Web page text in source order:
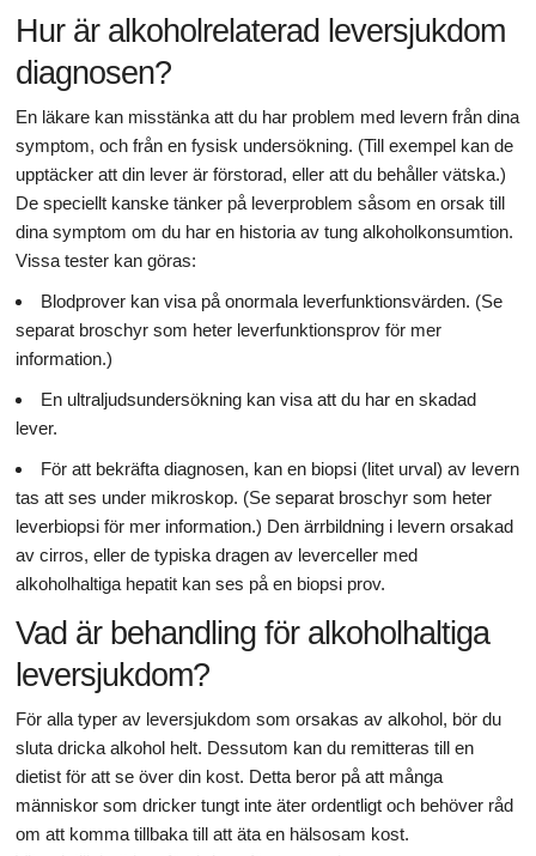
Hur är alkoholrelaterad leversjukdom
diagnosen?
En läkare kan misstänka att du har problem med levern från dina
symptom, och från en fysisk undersökning. (Till exempel kan de
upptäcker att din lever är förstorad, eller att du behåller vätska.)
De speciellt kanske tänker på leverproblem såsom en orsak till
dina symptom om du har en historia av tung alkoholkonsumtion.
Vissa tester kan göras:
Blodprover kan visa på onormala leverfunktionsvärden. (Se
separat broschyr som heter leverfunktionsprov för mer
information.)
En ultraljudsundersökning kan visa att du har en skadad
lever.
För att bekräfta diagnosen, kan en biopsi (litet urval) av levern
tas att ses under mikroskop. (Se separat broschyr som heter
leverbiopsi för mer information.) Den ärrbildning i levern orsakad
av cirros, eller de typiska dragen av leverceller med
alkoholhaltiga hepatit kan ses på en biopsi prov.
Vad är behandling för alkoholhaltiga
leversjukdom?
För alla typer av leversjukdom som orsakas av alkohol, bör du
sluta dricka alkohol helt. Dessutom kan du remitteras till en
dietist för att se över din kost. Detta beror på att många
människor som dricker tungt inte äter ordentligt och behöver råd
om att komma tillbaka till att äta en hälsosam kost.